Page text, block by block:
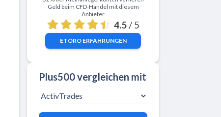
Geld beim CFD-Handel mit diesem
Anbieter
4.5 / 5
ETOROERFAHRUNGEN
Plus500 vergleichen mit